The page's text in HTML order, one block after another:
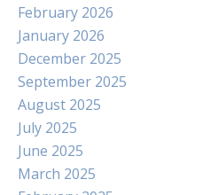
February 2026
January 2026
December 2025
September 2025
August 2025
July 2025
June 2025
March 2025